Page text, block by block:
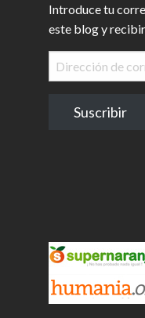
Introduce tu
este blog y
Dirección
de
electrónico
Suscribir